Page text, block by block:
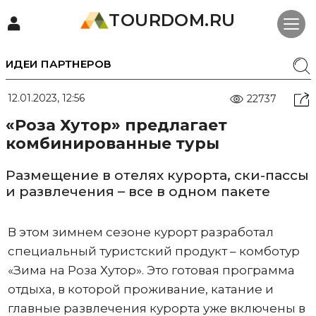
TOURDOM.RU
ИДЕИ ПАРТНЕРОВ
12.01.2023, 12:56 22737
«Роза Хутор» предлагает
комбинированные туры
Размещение в отелях курорта, ски-пассы
и развлечения – все в одном пакете
В этом зимнем сезоне курорт разработал
специальный туристский продукт – комботур
«Зима на Роза Хутор». Это готовая программа
отдыха, в которой проживание, катание и
главные развлечения курорта уже включены в